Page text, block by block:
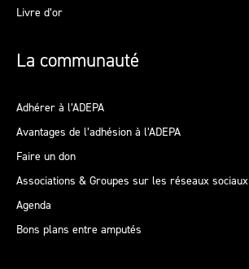
Livre d’or
La communauté
Adhérer à l’ADEPA
Avantages de l’adhésion à l’ADEPA
Faire un don
Associations & Groupes sur les réseaux sociaux
Agenda
Bons plans entre amputés